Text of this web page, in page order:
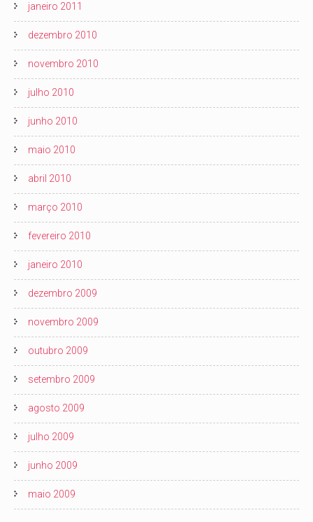
janeiro 2011
dezembro 2010
novembro 2010
julho 2010
junho 2010
maio 2010
abril 2010
março 2010
fevereiro 2010
janeiro 2010
dezembro 2009
novembro 2009
outubro 2009
setembro 2009
agosto 2009
julho 2009
junho 2009
maio 2009